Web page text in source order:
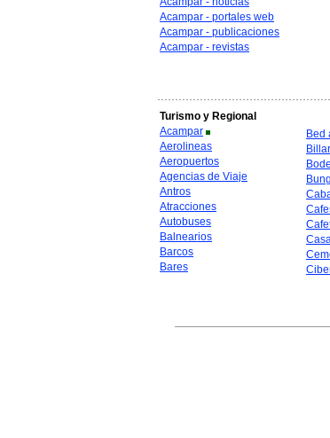
Acampar - portales web
Acampar - publicaciones
Acampar - revistas
Turismo y Regional
Acampar
Aerolineas
Aeropuertos
Agencias de Viaje
Antros
Atracciones
Autobuses
Balnearios
Barcos
Bares
Bed